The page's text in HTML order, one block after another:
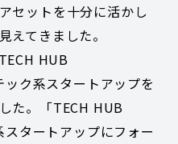
セットを十分に活かし
えてきました。
HUB
ク系スタートアップを
た。「TECH HUB
タートアップにフォー